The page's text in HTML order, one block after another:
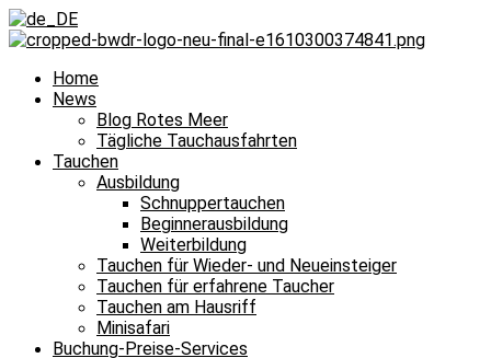
Home
News
Blog Rotes Meer
Tägliche Tauchausfahrten
Tauchen
Ausbildung
Schnuppertauchen
Beginnerausbildung
Weiterbildung
Tauchen für Wieder- und Neueinsteiger
Tauchen für erfahrene Taucher
Tauchen am Hausriff
Minisafari
Buchung-Preise-Services